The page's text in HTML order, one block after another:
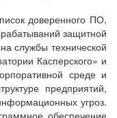
доверенного ПО,
защитной
службы технической
Касперского» и
среде и
предприятий,
угроз.
обеспечение